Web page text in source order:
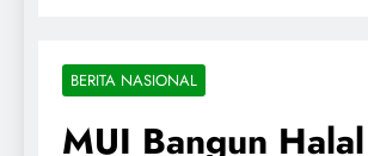
BERITA NASIONAL
MUI Bangun Halal